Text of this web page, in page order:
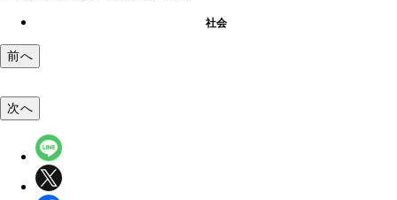
社会
前へ
次へ